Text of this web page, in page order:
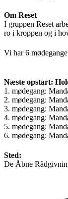
Om Reset
I gruppen Reset
ro i kroppen og i
Vi har 6
Næste opstart:
1. mødegang:
2. mødegang:
3. mødegang:
4. mødegang:
5. mødegang:
6. mødegang:
Sted:
De Åbne